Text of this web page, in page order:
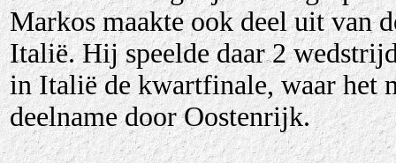
Markos maakte ook deel uit van
Italië. Hij speelde daar 2
in Italië de kwartfinale, waar het
deelname door Oostenrijk.